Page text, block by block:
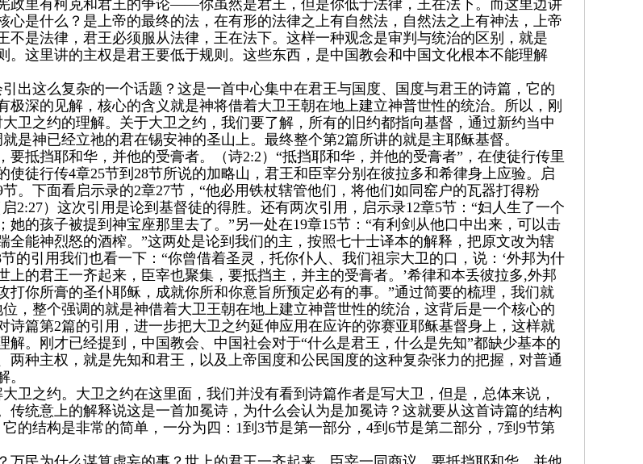
政里有柯克和君王的争论——你虽然是君王，但是你低于法律，王在法下。而这里边讲
心是什么？是上帝的最终的法，在有形的法律之上有自然法，自然法之上有神法，上帝
不是法律，君王必须服从法律，王在法下。这样一种观念是审判与统治的区别，就是
。这里讲的主权是君王要低于规则。这些东西，是中国教会和中国文化根本不能理解
出这么复杂的一个话题？这是一首中心集中在君王与国度、国度与君王的诗篇，它的
极深的见解，核心的含义就是神将借着大卫王朝在地上建立神普世性的统治。所以，刚
卫之约的理解。关于大卫之约，我们要了解，所有的旧约都指向基督，通过新约当中
是神已经立祂的君在锡安神的圣山上。最终整个第2篇所讲的就是主耶稣基督。
抵挡耶和华，并他的受膏者。（诗2:2）“抵挡耶和华，并他的受膏者”，在使徒行传里
使徒行传4章25节到28节所说的加略山，君王和臣宰分别在彼拉多和希律身上应验。启
。下面看启示录的2章27节，“他必用铁杖辖管他们，将他们如同窑户的瓦器打得粉
2:27）这次引用是论到基督徒的得胜。还有两次引用，启示录12章5节：“妇人生了一个
她的孩子被提到神宝座那里去了。”另一处在19章15节：“有利剑从他口中出来，可以击
全能神烈怒的酒榨。”这两处是论到我们的主，按照七十士译本的解释，把原文改为辖
的引用我们也看一下：“你曾借着圣灵，托你仆人、我们祖宗大卫的口，说：‘外邦为什
上的君王一齐起来，臣宰也聚集，要抵挡主，并主的受膏者。’希律和本丢彼拉多,外邦
打你所膏的圣仆耶稣，成就你所和你意旨所预定必有的事。”通过简要的梳理，我们就
，整个强调的就是神借着大卫王朝在地上建立神普世性的统治，这背后是一个核心的
诗篇第2篇的引用，进一步把大卫之约延伸应用在应许的弥赛亚耶稣基督身上，这样就
解。刚才已经提到，中国教会、中国社会对于“什么是君王，什么是先知”都缺少基本的
两种主权，就是先知和君王，以及上帝国度和公民国度的这种复杂张力的把握，对普通
。
卫之约。大卫之约在这里面，我们并没有看到诗篇作者是写大卫，但是，总体来说，
传统意上的解释说这是一首加冕诗，为什么会认为是加冕诗？这就要从这首诗篇的结构
的结构是非常的简单，一分为四：1到3节是第一部分，4到6节是第二部分，7到9节第